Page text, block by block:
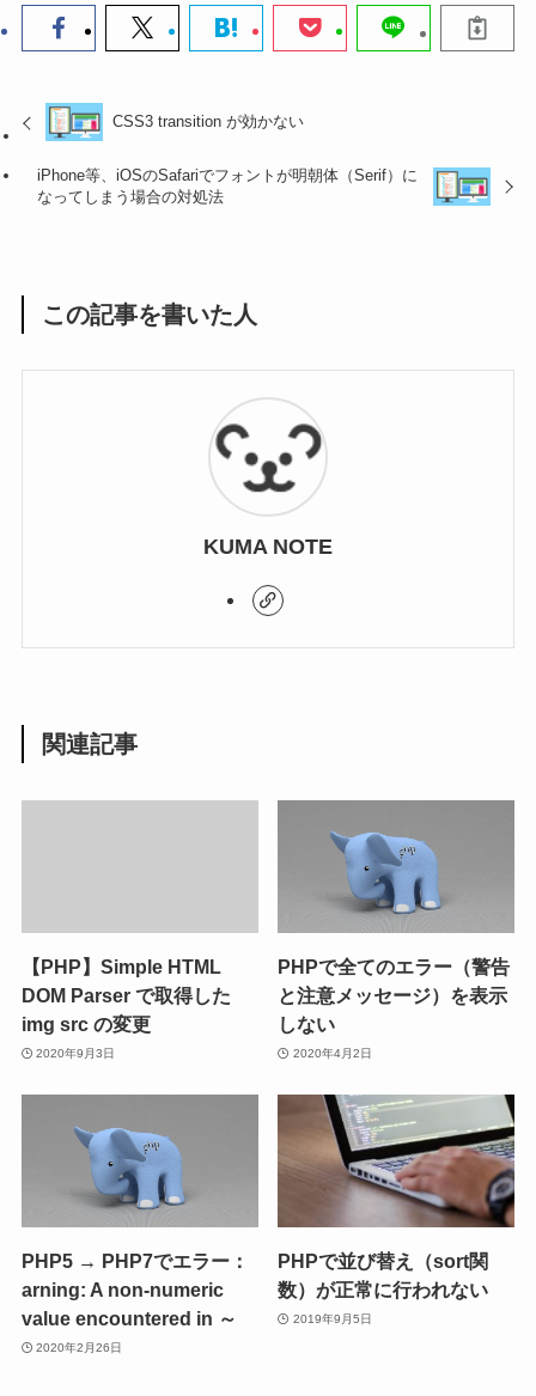
CSS3 transition が効かない
iPhone等、iOSのSafariでフォントが明朝体（Serif）に
なってしまう場合の対処法
この記事を書いた人
KUMA NOTE
関連記事
【PHP】Simple HTML
DOM Parser で取得した
img src の変更
2020年9月3日
PHPで全てのエラー（警告
と注意メッセージ）を表示
しない
2020年4月2日
PHP5 → PHP7でエラー：
arning: A non-numeric
value encountered in ～
2020年2月26日
PHPで並び替え（sort関
数）が正常に行われない
2019年9月5日